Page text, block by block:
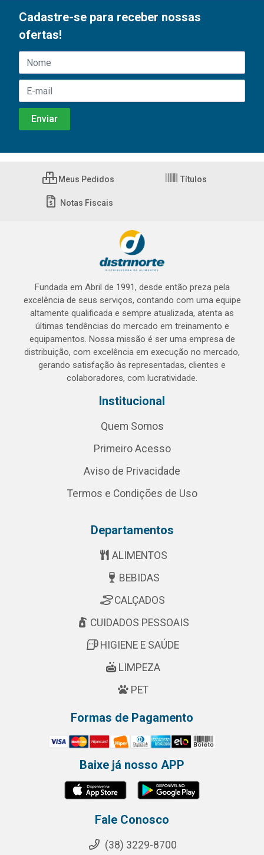
Cadastre-se para receber nossas
ofertas!
Meus Pedidos Títulos
Notas Fiscais
Fundada em Abril de 1991, desde então preza pela
excelência de seus serviços, contando com uma equipe
altamente qualificada e sempre atualizada, atenta as
últimas tendências do mercado em treinamento e
equipamentos. Nossa missão é ser uma empresa de
distribuição, com excelência em execução no mercado,
gerando satisfação às representadas, clientes e
colaboradores, com lucratividade.
Institucional
Quem Somos
Primeiro Acesso
Aviso de Privacidade
Termos e Condições de Uso
Departamentos
ALIMENTOS
BEBIDAS
CALÇADOS
CUIDADOS PESSOAIS
HIGIENE E SAÚDE
LIMPEZA
PET
Formas de Pagamento
Baixe já nosso APP
Fale Conosco
(38) 3229-8700